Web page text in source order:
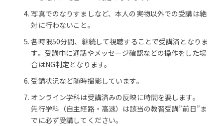
写真でのなりすましなど、本人の実物以外での受講は絶
対に行わないこと。
各時限50分間、継続して視聴することで受講済となりま
す。受講中に通話やメッセージ確認などの操作をした場
合はNG判定となります。
受講状況など随時撮影しています。
オンライン学科は受講済みの反映に時間を要します。
先行学科（自主経路・高速）は該当の教習受講”前日”ま
でに必ず受講してください。